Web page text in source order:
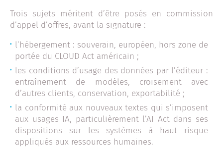
Trois sujets méritent d’être posés en commission
d’appel d’offres, avant la signature :
l’hébergement : souverain, européen, hors zone de
portée du CLOUD Act américain ;
les conditions d’usage des données par l’éditeur :
entraînement de modèles, croisement avec
d’autres clients, conservation, exportabilité ;
la conformité aux nouveaux textes qui s’imposent
aux usages IA, particulièrement l’AI Act dans ses
dispositions sur les systèmes à haut risque
appliqués aux ressources humaines.